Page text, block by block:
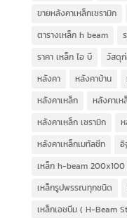
ขายหลังคาเหล็กเซรามิก
ตารางเหล็ก h beam
ราคา เหล็ก ไอ บี
วัสดุ
หลังคา
หลังคาบ้าน
หลังคาเหล็ก
หลังคาเห
หลังคาเหล็ก เซรามิก
ห
หลังคาเหล็กเมทัลชีท
อิ
เหล็ก h-beam 200x100
เหล็กรูปพรรณทุกชนิด
เหล็กเอชบีม ( H-Beam